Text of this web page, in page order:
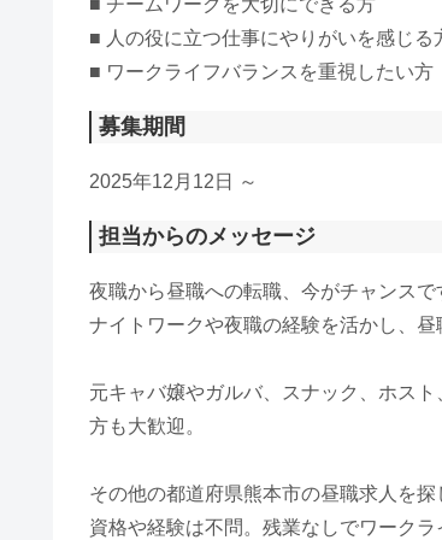
■ チームワークを大切にできる方
■ 人の役に立つ仕事にやりがいを感じる
■ ワークライフバランスを重視したい方
募集期間
2025年12月12日 ～
担当からのメッセージ
夜職から昼職への転職、今がチャンスで
ナイトワークや夜職の経験を活かし、
元キャバ嬢やガルバ、スナック、ホス
方も大歓迎。
その他の都道府県熊本市の昼職求人を
資格や経験は不問。残業なしでワーク